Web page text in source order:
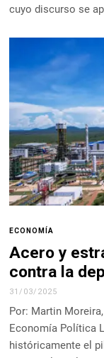
cuyo discurso se
ECONOMÍA
Acero y
contra la
31/03/2025
Por: Martin
Economía Política
históricamente el